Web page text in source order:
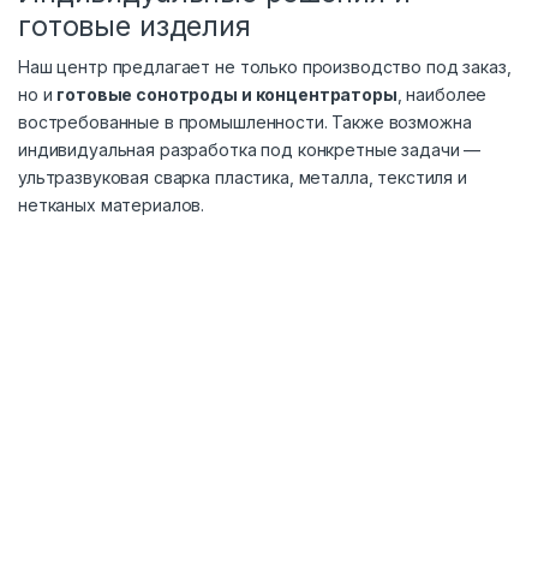
готовые изделия
Наш центр предлагает не только производство под заказ,
но и готовые сонотроды и концентраторы , наиболее
востребованные в промышленности. Также возможна
индивидуальная разработка под конкретные задачи —
ультразвуковая сварка пластика, металла, текстиля и
нетканых материалов.